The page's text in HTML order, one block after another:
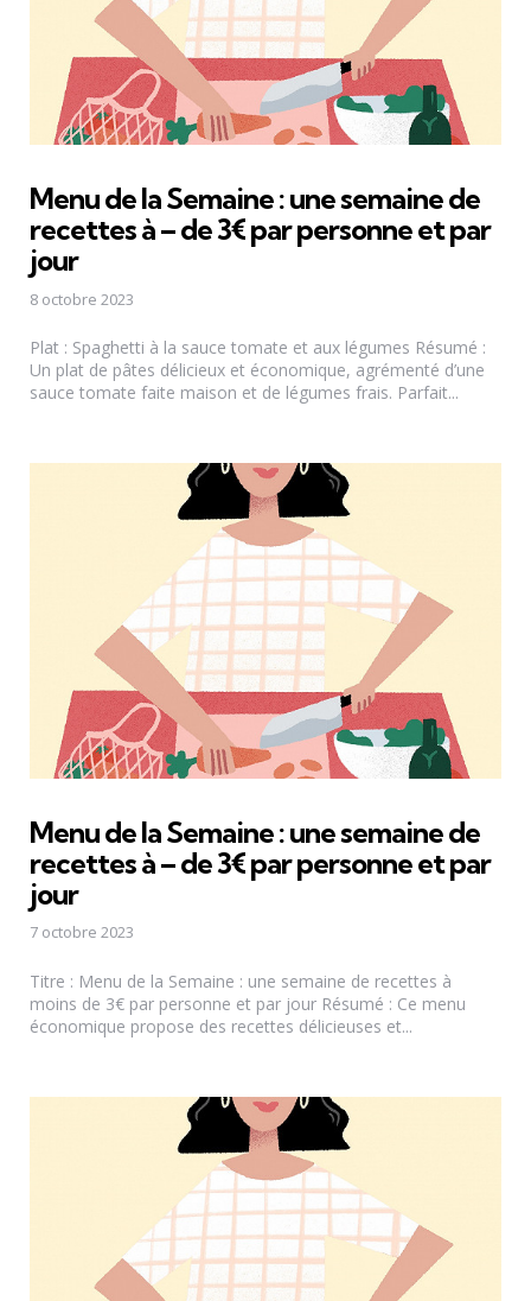
Menu de la Semaine : une semaine de
recettes à – de 3€ par personne et par
jour
8 octobre 2023
Plat : Spaghetti à la sauce tomate et aux légumes Résumé :
Un plat de pâtes délicieux et économique, agrémenté d’une
sauce tomate faite maison et de légumes frais. Parfait...
Menu de la Semaine : une semaine de
recettes à – de 3€ par personne et par
jour
7 octobre 2023
Titre : Menu de la Semaine : une semaine de recettes à
moins de 3€ par personne et par jour Résumé : Ce menu
économique propose des recettes délicieuses et...